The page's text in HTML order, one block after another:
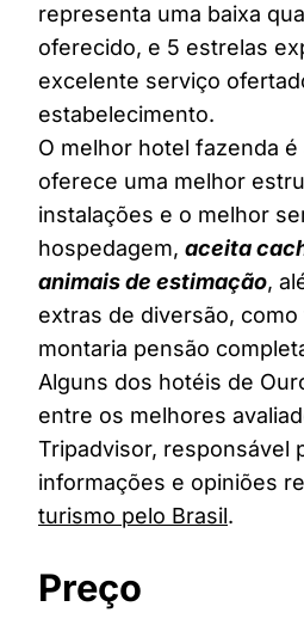
representa uma baixa
oferecido, e 5 estrelas
excelente serviço
estabelecimento.
O melhor hotel fazenda
oferece uma melhor
instalações e o melhor
hospedagem, aceita
animais de estimação,
extras de diversão,
montaria pensão
Alguns dos hotéis de
entre os melhores
Tripadvisor, responsável
informações e opiniões
turismo pelo Brasil.
Preço